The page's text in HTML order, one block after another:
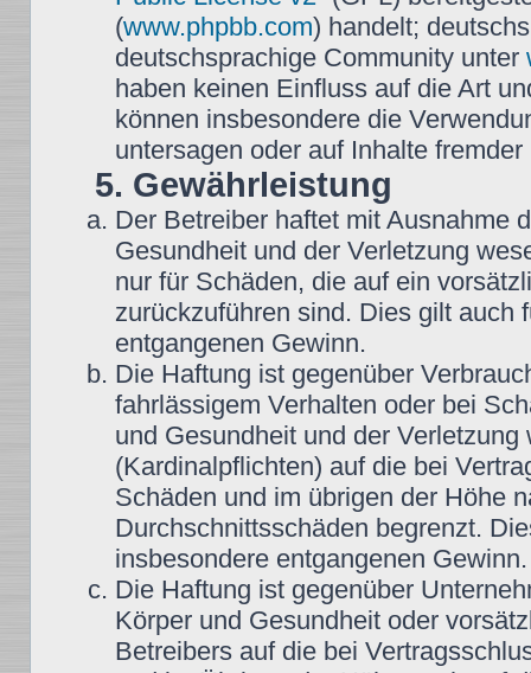
(www.phpbb.com) handelt;
deutschsprachige Community unter
haben keinen Einfluss auf die Art
können insbesondere die
untersagen oder auf Inhalte
5. Gewährleistung
Der Betreiber haftet mit Ausnahme
Gesundheit und der Verletzung
nur für Schäden, die auf ein
zurückzuführen sind. Dies gilt auch
entgangenen Gewinn.
Die Haftung ist gegenüber
fahrlässigem Verhalten oder bei
und Gesundheit und der
(Kardinalpflichten) auf die bei
Schäden und im übrigen der Höhe
Durchschnittsschäden begrenzt.
insbesondere entgangenen Gewinn.
Die Haftung ist gegenüber
Körper und Gesundheit oder
Betreibers auf die bei